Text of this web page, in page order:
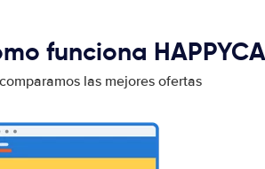
funciona
las mejores ofertas